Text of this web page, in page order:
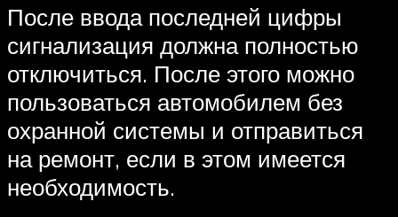
После ввода последней цифры
сигнализация должна полностью
отключиться. После этого можно
пользоваться автомобилем без
охранной системы и отправиться
на ремонт, если в этом имеется
необходимость.